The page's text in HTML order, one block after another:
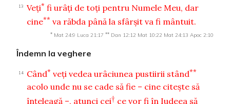
13 Veţi* fi urâţi de toţi pentru Numele Meu, dar
cine** va răbda până la sfârşit va fi mântuit.
* Mat 24:9 Luca 21:17 ** Dan 12:12 Mat 10:22 Mat 24:13 Apoc 2:10
Îndemn la veghere
14 Când* veţi vedea urâciunea pustiirii stând**
acolo unde nu se cade să fie – cine citeşte să
înţeleagă –, atunci cei† ce vor fi în Iudeea să